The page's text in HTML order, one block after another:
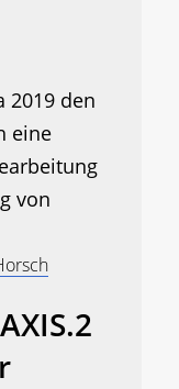
2019 den
eine
von